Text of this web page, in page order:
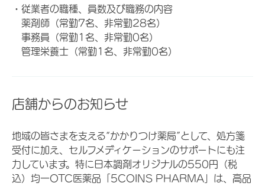
・従業者の職種、員数及び職務の内容
薬剤師（常勤7名、非常勤28名）
事務員（常勤1名、非常勤0名）
管理栄養士（常勤1名、非常勤0名）
店舗からのお知らせ
地域の皆さまを支える“かかりつけ薬局”として、処方箋
受付に加え、セルフメディケーションのサポートにも注
力しています。特に日本調剤オリジナルの550円（税
込）均一OTC医薬品「5COINS PHARMA」は、高品